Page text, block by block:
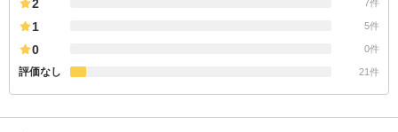
2 7件
1 5件
0 0件
評価なし 21件